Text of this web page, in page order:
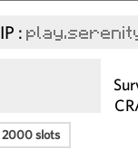
IP :
2000 slots